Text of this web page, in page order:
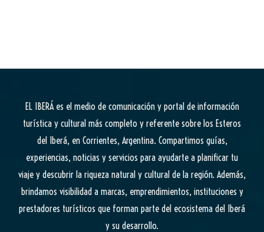
EL IBERÁes el medio de comunicación y portal de información
turística y cultural más completo y referente sobre los Esteros
del Iberá, en Corrientes, Argentina. Compartimos guías,
experiencias, noticias y servicios para ayudarte a planificar tu
viaje y descubrir la riqueza natural y cultural de la región. Además,
brindamos visibilidad a marcas, emprendimientos, instituciones y
prestadores turísticos que forman parte del ecosistema del Iberá
y su desarrollo.